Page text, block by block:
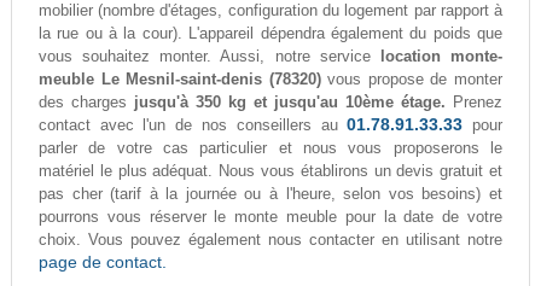
mobilier (nombre d'étages, configuration du logement par rapport à
la rue ou à la cour). L'appareil dépendra également du poids que
vous souhaitez monter. Aussi, notre service
location monte-
meuble Le Mesnil-saint-denis (78320)vous propose de monter
des charges jusqu'à 350 kg et jusqu'au 10ème étage. Prenez
contact avec l'un de nos conseillers au01.78.91.33.33 pour
parler de votre cas particulier et nous vous proposerons le
matériel le plus adéquat. Nous vous établirons un devis gratuit et
pas cher (tarif à la journée ou à l'heure, selon vos besoins) et
pourrons vous réserver le monte meuble pour la date de votre
choix. Vous pouvez également nous contacter en utilisant notre
page de contact.